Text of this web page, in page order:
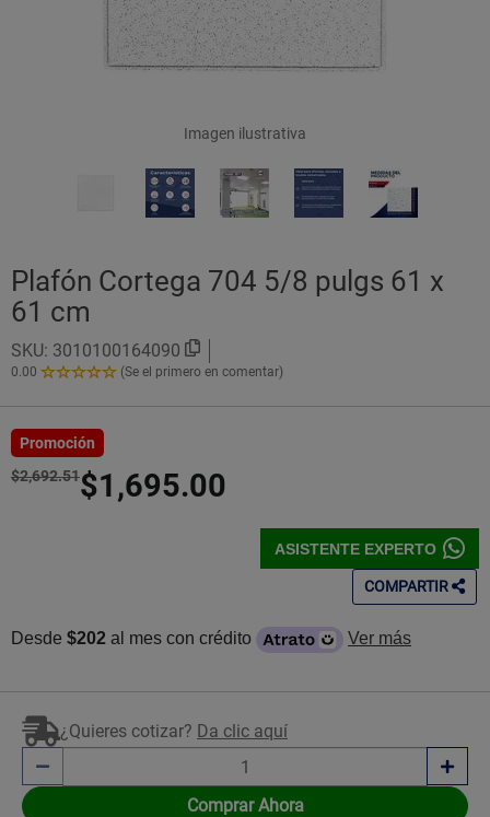
Imagen ilustrativa
Plafón Cortega 704 5/8 pulgs 61 x
61 cm
SKU: 3010100164090
0.00
0.00
Estrellas!
(Se el primero en comentar)
Promoción
$2,692.51$1,695.00
ASISTENTE EXPERTO
COMPARTIR
Desde $202 al mes con crédito Ver más
¿Quieres cotizar? Da clic aquí
Comprar Ahora